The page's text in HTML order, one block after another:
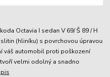
Octavia I sedan V 69/ Š 89 / H
(hliníku) s povrchovou úpravou
váš automobil proti poškození
velmi odolný a snadno